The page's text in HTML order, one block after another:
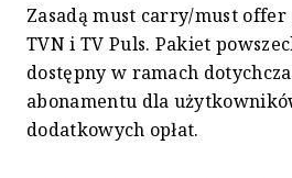
Zasadą must carry/must
TVN i TV Puls. Pakiet
dostępny w ramach
abonamentu dla
dodatkowych opłat.